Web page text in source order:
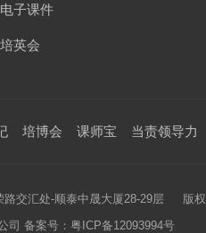
电子课件
培英会
培博会 课师宝 当责领导力
路交汇处-顺泰中晟大厦28-29层 版权
司 备案号： 粤ICP备12093994号